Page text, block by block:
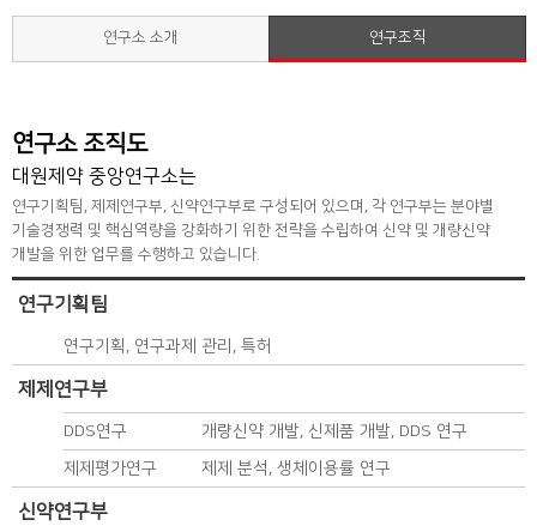
연구소 소개 연구조직
연구소 조직도
대원제약 중앙연구소는
연구기획팀, 제제연구부, 신약연구부로 구성되어 있으며, 각 연구부는 분야별
기술경쟁력 및 핵심역량을 강화하기 위한 전략을 수립하여 신약 및 개량신약
개발을 위한 업무를 수행하고 있습니다.
연구기획팀
연구기획, 연구과제 관리, 특허
제제연구부
DDS연구
개량신약 개발, 신제품 개발, DDS 연구
제제평가연구
제제 분석, 생체이용률 연구
신약연구부